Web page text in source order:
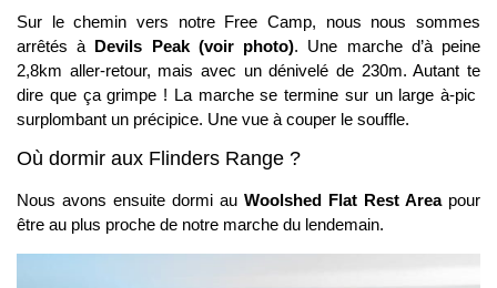
Sur le chemin vers notre Free Camp, nous nous sommes
arrêtés à Devils Peak (voir photo). Une marche d’à peine
2,8km aller-retour, mais avec un dénivelé de 230m. Autant te
dire que ça grimpe ! La marche se termine sur un large à-pic
surplombant un précipice. Une vue à couper le souffle.
Où dormir aux Flinders Range ?
Nous avons ensuite dormi au Woolshed Flat Rest Areapour
être au plus proche de notre marche du lendemain.